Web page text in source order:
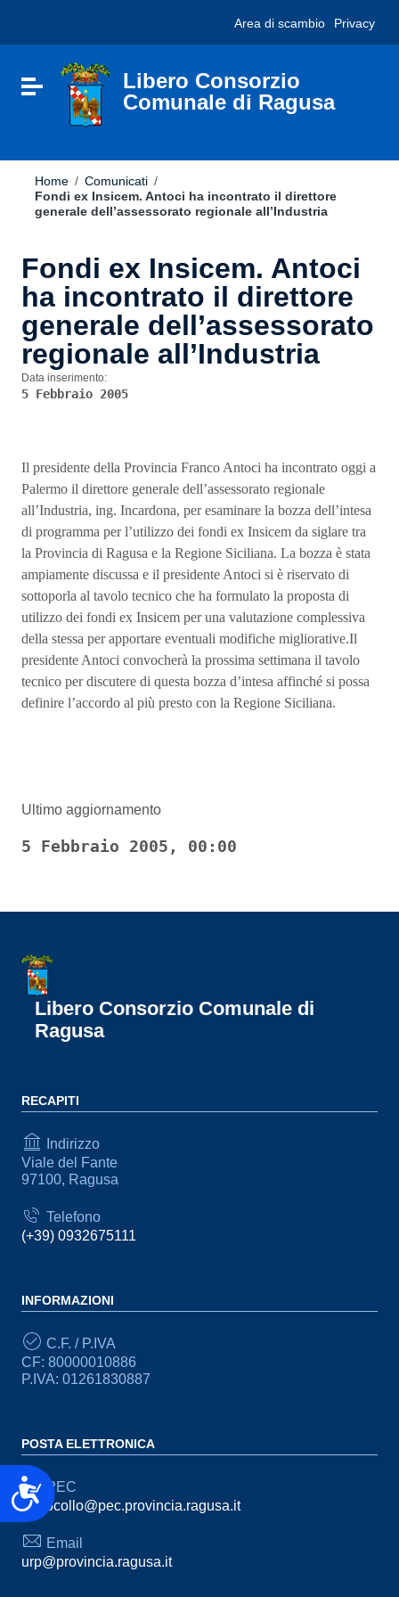
sito
include
Accessibilità
Vai al footer
Area di scambio Privacy
Attiva / disattiva la navigazione
Libero Consorzio
Comunale di Ragusa
Home / Comunicati /
Fondi ex Insicem. Antoci ha incontrato il direttore
generale dell’assessorato regionale all’Industria
Fondi ex Insicem. Antoci
ha incontrato il direttore
generale dell’assessorato
regionale all’Industria
Data inserimento:
5 Febbraio 2005
Il presidente della Provincia Franco Antoci ha incontrato oggi a
Palermo il direttore generale dell’assessorato regionale
all’Industria, ing. Incardona, per esaminare la bozza dell’intesa
di programma per l’utilizzo dei fondi ex Insicem da siglare tra
la Provincia di Ragusa e la Regione Siciliana. La bozza è stata
ampiamente discussa e il presidente Antoci si è riservato di
sottoporla al tavolo tecnico che ha formulato la proposta di
utilizzo dei fondi ex Insicem per una valutazione complessiva
della stessa per apportare eventuali modifiche migliorative.Il
presidente Antoci convocherà la prossima settimana il tavolo
tecnico per discutere di questa bozza d’intesa affinché si possa
definire l’accordo al più presto con la Regione Siciliana.
Ultimo aggiornamento
5 Febbraio 2005, 00:00
Libero Consorzio Comunale di
Ragusa
RECAPITI
Indirizzo
Viale del Fante
97100, Ragusa
Telefono
(+39) 0932675111
INFORMAZIONI
C.F. / P.IVA
CF: 80000010886
P.IVA: 01261830887
POSTA ELETTRONICA
PEC
protocollo@pec.provincia.ragusa.it
Email
urp@provincia.ragusa.it